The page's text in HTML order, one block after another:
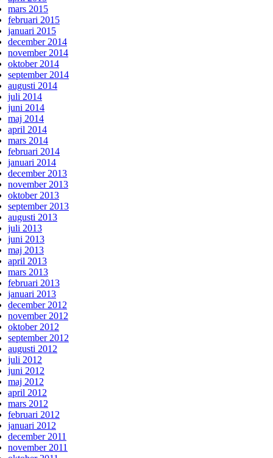
mars 2015
februari 2015
januari 2015
december 2014
november 2014
oktober 2014
september 2014
augusti 2014
juli 2014
juni 2014
maj 2014
april 2014
mars 2014
februari 2014
januari 2014
december 2013
november 2013
oktober 2013
september 2013
augusti 2013
juli 2013
juni 2013
maj 2013
april 2013
mars 2013
februari 2013
januari 2013
december 2012
november 2012
oktober 2012
september 2012
augusti 2012
juli 2012
juni 2012
maj 2012
april 2012
mars 2012
februari 2012
januari 2012
december 2011
november 2011